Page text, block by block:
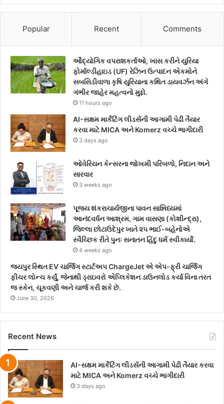
Popular Recent Comments
ઔદ્યોગિક વપરાશકર્તાઓ, ખાસ કરીને યુરિયા
ફોર્માલ્ડીહાઇડ (UF) રેઝિન ઉત્પાદન એકમોને
સબસિડીવાળા કૃષિ યુરિયાના કથિત ડાયવર્ઝન અંગે
ગંભીર જાહેર મહત્વનો મુદ્દો.
11 hours ago
AI-સક્ષમ માર્કેટિંગ લીડર્સની આગામી પેઢી તૈયાર
કરવા માટે MICA અને Komerz વચ્ચે ભાગીદારી
3 days ago
ઓવેરિયન કેન્સરના જોખમી પરિબળો, નિદાન અને
સારવાર
3 weeks ago
પૂજ્ય શંકરાચાર્યજીના પાવન સાન્નિધ્યમાં
આનંદવર્ધન આશ્રમ, ગામ વાસણા (કોશીન્દ્રા),
જિલ્લા છોટાઉદેપુર ખાતે ૨૫ ભાઈ-બહેનોએ
સ્વૈચ્છિક રીતે પુનઃ સનાતન હિંદુ ધર્મ સ્વીકાર્યો.
4 weeks ago
જયપુર સ્થિત EV ચાર્જિંગ સ્ટાર્ટઅપ ChargeJet એ એપ-ફ્રી ચાર્જિંગ
ફીચર લોન્ચ કર્યું, જેનાથી ડ્રાઇવરો એપ્લિકેશન ડાઉનલોડ કર્યા વિના તરત
જ સ્કેન, ચૂકવણી અને ચાર્જ કરી શકે છે.
June 30, 2026
Recent News
AI-સક્ષમ માર્કેટિંગ લીડર્સની આગામી પેઢી તૈયાર કરવા
માટે MICA અને Komerz વચ્ચે ભાગીદારી
3 days ago